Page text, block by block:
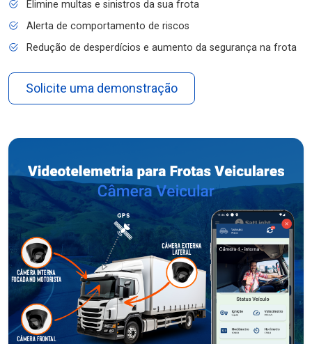
Elimine multas e sinistros da sua frota
Alerta de comportamento de riscos
Redução de desperdícios e aumento da segurança na frota
Solicite uma demonstração